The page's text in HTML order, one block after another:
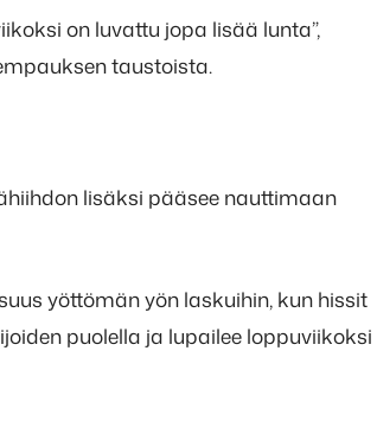
on luvattu jopa lisää lunta”,
taustoista.
lisäksi pääsee nauttimaan
yöttömän yön laskuihin, kun hissit
puolella ja lupailee loppuviikoksi